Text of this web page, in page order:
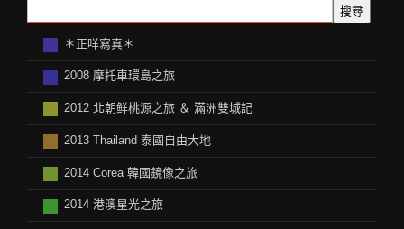
搜尋
＊正咩寫真＊
2008 摩托車環島之旅
2012 北朝鲜桃源之旅 ＆ 滿洲雙城記
2013 Thailand 泰國自由大地
2014 Corea 韓國鏡像之旅
2014 港澳星光之旅